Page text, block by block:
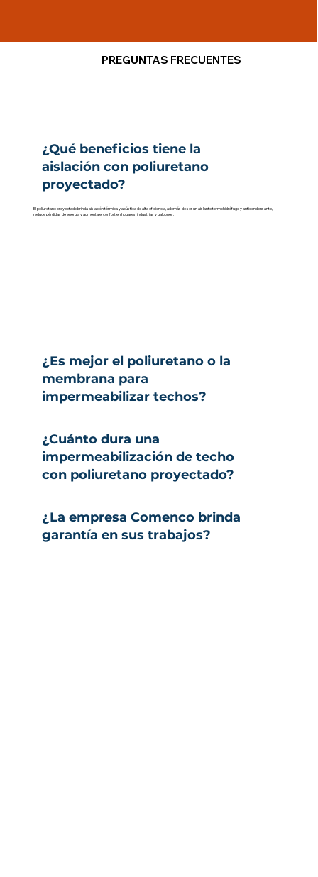
PREGUNTAS FRECUENTES
¿Qué beneficios tiene la
aislación con poliuretano
proyectado?
El poliuretano proyectado brinda aislación térmica y acústica de alta eficiencia, además de ser un aislante termohidrófugo y anticondensante,
reduce pérdidas de energía y aumenta el confort en hogares, industrias y galpones.
¿Es mejor el poliuretano o la
membrana para
impermeabilizar techos?
¿Cuánto dura una
impermeabilización de techo
con poliuretano proyectado?
¿La empresa Comenco brinda
garantía en sus trabajos?